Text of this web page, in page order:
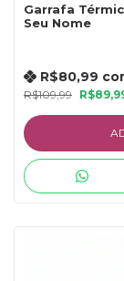
Garrafa
Seu Nome
R$109,99
R$80,99